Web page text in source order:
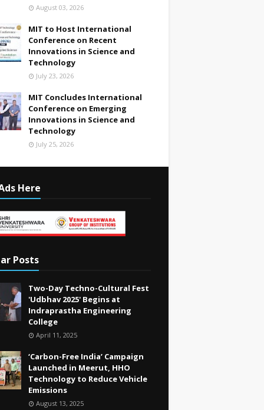
August 03, 2026
MIT to Host International
Conference on Recent
Innovations in Science and
Technology
July 23, 2026
MIT Concludes International
Conference on Emerging
Innovations in Science and
Technology
July 25, 2026
Here
Posts
Two-Day Techno-Cultural Fest
'Udbhav 2025' Begins at
Indraprastha Engineering
College
April 11, 2025
‘Carbon-Free India’ Campaign
Launched in Meerut, HHO
Technology to Reduce Vehicle
Emissions
August 13, 2025